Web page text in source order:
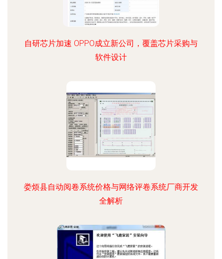
自研芯片加速 OPPO成立新公司，覆盖芯片采购与
软件设计
娄烦县自动阅卷系统价格与网络评卷系统厂商开发
全解析